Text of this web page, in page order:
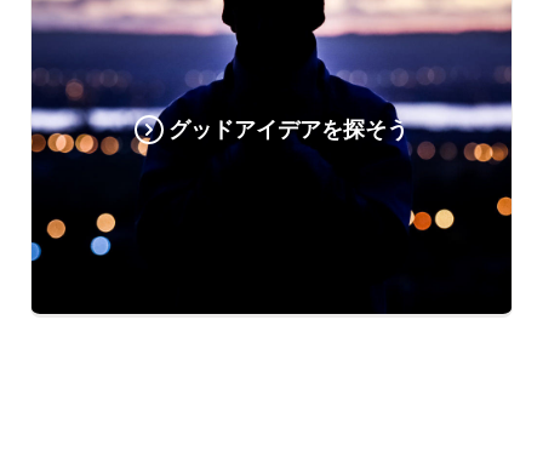
グッドアイデアを探そう